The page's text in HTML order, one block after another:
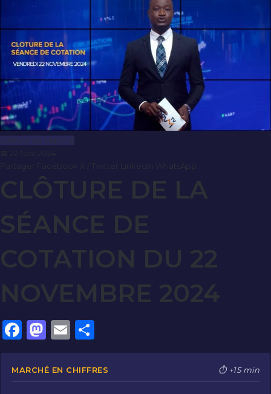
Clôture de Marché
CLÔTURE DE LA
SÉANCE DE
COTATION DU 22
NOVEMBRE 2024
F
a
c
M
a
st
E
m
ai
ar
ta
MARCHÉ EN CHIFFRES ⏱ +15 min